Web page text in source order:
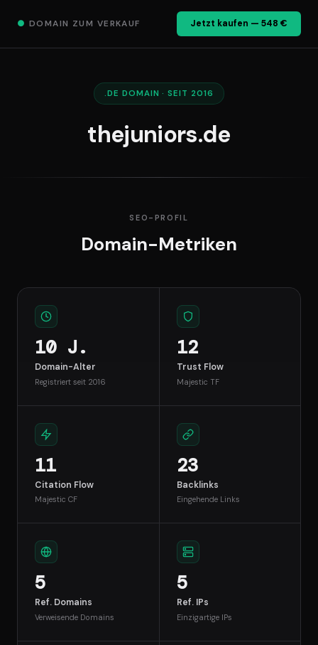
● DOMAIN ZUM VERKAUF Jetzt kaufen — 548 €
.DE DOMAIN · SEIT 2016
thejuniors.de
SEO-PROFIL
Domain-Metriken
10 J.
Domain-Alter
Registriert seit 2016
12
Trust Flow
Majestic TF
11
Citation Flow
Majestic CF
23
Backlinks
Eingehende Links
5
Ref. Domains
Verweisende Domains
5
Ref. IPs
Einzigartige IPs